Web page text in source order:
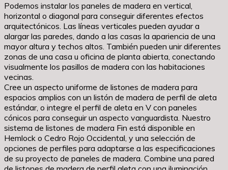
Podemos instalar los paneles de madera en vertical,
horizontal o diagonal para conseguir diferentes efectos
arquitectónicos. Las líneas verticales pueden ayudar a
alargar las paredes, dando a las casas la apariencia de una
mayor altura y techos altos. También pueden unir diferentes
zonas de una casa u oficina de planta abierta, conectando
visualmente los pasillos de madera con las habitaciones
vecinas.
Cree un aspecto uniforme de listones de madera para
espacios amplios con un listón de madera de perfil de aleta
estándar, o integre el perfil de aleta en V con paneles
cónicos para conseguir un aspecto vanguardista. Nuestro
sistema de listones de madera Fin está disponible en
Hemlock o Cedro Rojo Occidental, y una selección de
opciones de perfiles para adaptarse a las especificaciones
de su proyecto de paneles de madera. Combine una pared